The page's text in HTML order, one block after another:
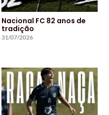
Nacional FC 82 anos de
tradição
31/07/2026